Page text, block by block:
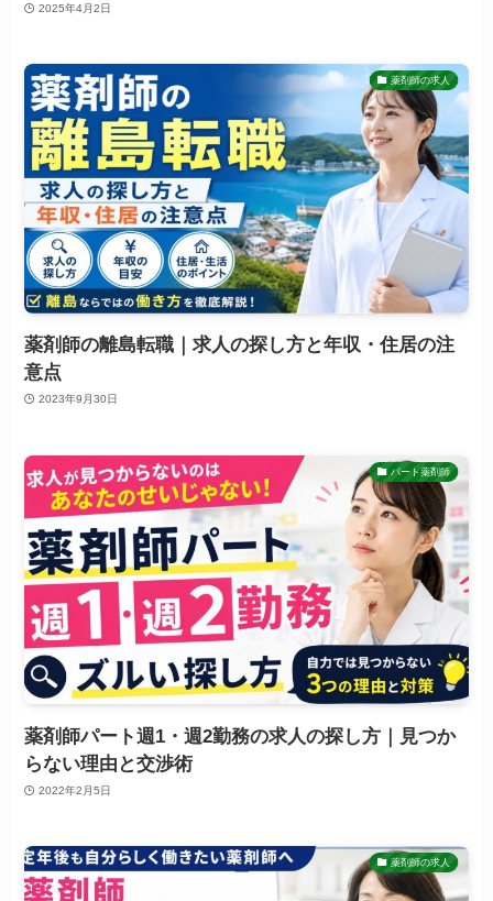
2025年4月2日
薬剤師の求人
薬剤師の離島転職｜求人の探し方と年収・住居の注
意点
2023年9月30日
パート薬剤師
薬剤師パート週1・週2勤務の求人の探し方｜見つか
らない理由と交渉術
2022年2月5日
薬剤師の求人